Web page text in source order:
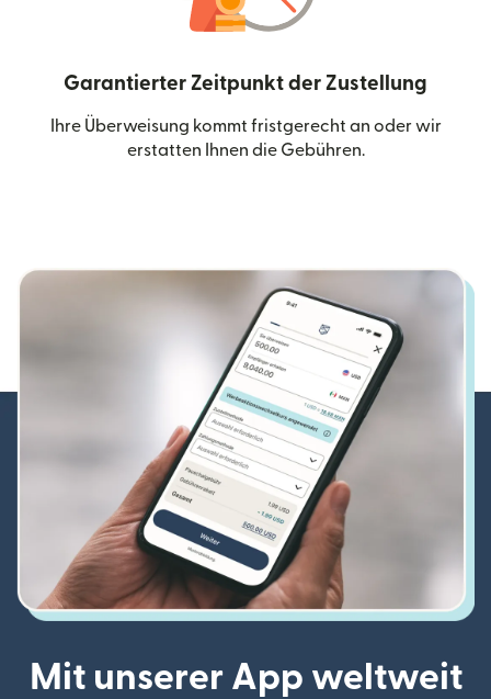
Garantierter Zeitpunkt der Zustellung
Ihre Überweisung kommt fristgerecht an oder wir
erstatten Ihnen die Gebühren.
Mit unserer App weltweit